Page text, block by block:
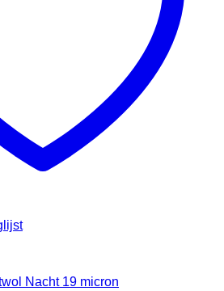
Nacht 19 micron